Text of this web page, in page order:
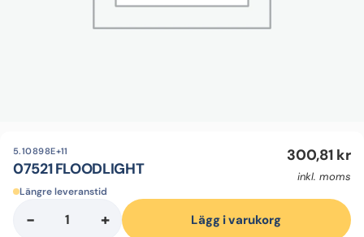
5.10898E+11
07521 FLOODLIGHT
300,81 kr
inkl. moms
Längre leveranstid
-
07521
+ Lägg i varukorg